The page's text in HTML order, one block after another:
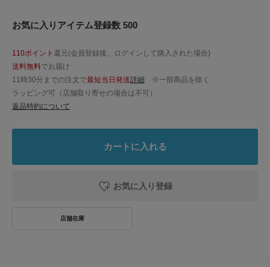
お気に入りアイテム登録数 500
110ポイント 還元(会員登録後、ログインして購入された場合)
送料無料でお届け
11時30分までの注文で最短当日発送詳細 ※一部商品を除く
ラッピング可（店舗取り寄せの場合は不可）
返品特約について
カートに入れる
お気に入り登録